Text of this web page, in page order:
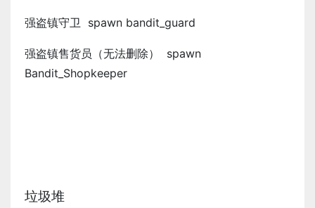
强盗镇守卫 spawn bandit_guard
强盗镇售货员（无法删除） spawn
Bandit_Shopkeeper
垃圾堆